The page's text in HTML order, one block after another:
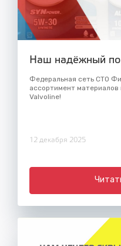
Наш надёжный
Федеральная сеть СТО
ассортимент
Valvoline!
12 декабря 2025